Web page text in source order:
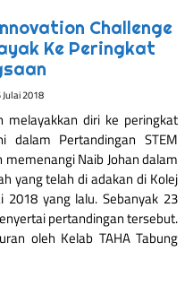
Challenge
Ke Peringkat
2018
melayakkan diri ke peringkat
dalam Pertandingan STEM
Naib Johan dalam
yang telah di adakan di Kolej
2018 yang lalu. Sebanyak 23
pertandingan tersebut.
oleh Kelab TAHA Tabung